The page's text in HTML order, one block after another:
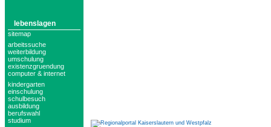
lebenslagen
sitemap
arbeitssuche
weiterbildung
umschulung
existenzgruendung
computer & internet
kindergarten
einschulung
schulbesuch
ausbildung
berufswahl
studium